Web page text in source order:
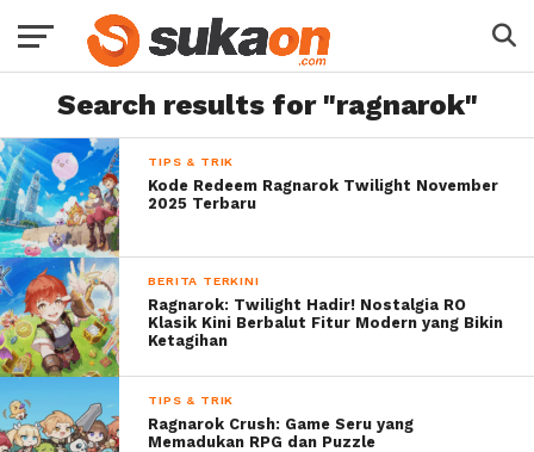
Search results for "ragnarok"
TIPS & TRIK
Kode Redeem Ragnarok Twilight November
2025 Terbaru
BERITA TERKINI
Ragnarok: Twilight Hadir! Nostalgia RO
Klasik Kini Berbalut Fitur Modern yang Bikin
Ketagihan
TIPS & TRIK
Ragnarok Crush: Game Seru yang
Memadukan RPG dan Puzzle